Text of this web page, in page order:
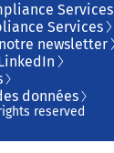
Services
Services
newsletter
données
reserved